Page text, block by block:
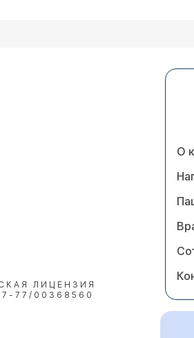
ЛИЦЕНЗИЯ
77/00368560
О